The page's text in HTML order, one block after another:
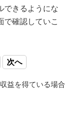
できるようにな
で確認していこ
次へ
益を得ている場合